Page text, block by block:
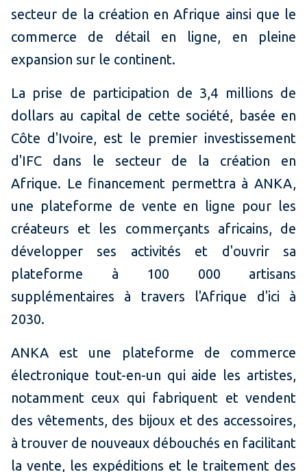
secteur de la création en Afrique ainsi que le
commerce de détail en ligne, en pleine
expansion sur le continent.
La prise de participation de 3,4 millions de
dollars au capital de cette société, basée en
Côte d'Ivoire, est le premier investissement
d'IFC dans le secteur de la création en
Afrique. Le financement permettra à ANKA,
une plateforme de vente en ligne pour les
créateurs et les commerçants africains, de
développer ses activités et d'ouvrir sa
plateforme à 100 000 artisans
supplémentaires à travers l'Afrique d'ici à
2030.
ANKA est une plateforme de commerce
électronique tout-en-un qui aide les artistes,
notamment ceux qui fabriquent et vendent
des vêtements, des bijoux et des accessoires,
à trouver de nouveaux débouchés en facilitant
la vente, les expéditions et le traitement des